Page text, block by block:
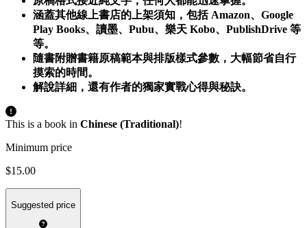
涵蓋其他線上書店的上架須知，包括 Amazon、Google
Play Books、讀墨、Pubu、樂天 Kobo、PublishDrive 等
等。
隨書附贈書籍原稿範本與排版樣式參數，大幅節省自行
摸索的時間。
解說詳細，還有作者的獨家實戰心得與秘訣。
This is a book in Chinese (Traditional)!
Minimum price
$15.00
Suggested price